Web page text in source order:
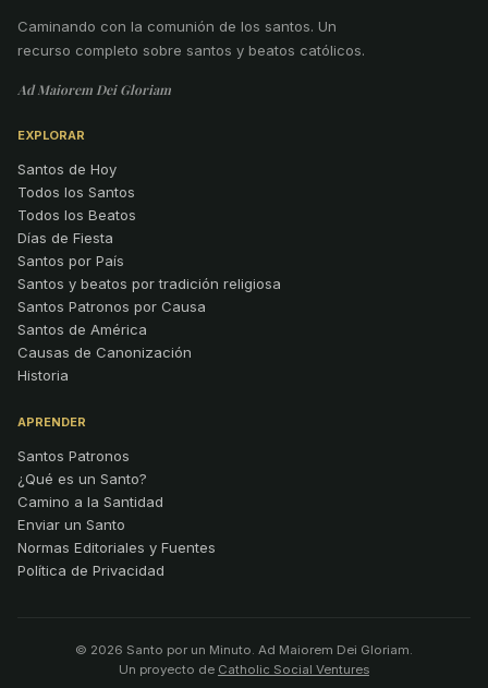
Caminando con la comunión de los santos. Un
recurso completo sobre santos y beatos católicos.
Ad Maiorem Dei Gloriam
EXPLORAR
Santos de Hoy
Todos los Santos
Todos los Beatos
Días de Fiesta
Santos por País
Santos y beatos por tradición religiosa
Santos Patronos por Causa
Santos de América
Causas de Canonización
Historia
APRENDER
Santos Patronos
¿Qué es un Santo?
Camino a la Santidad
Enviar un Santo
Normas Editoriales y Fuentes
Política de Privacidad
© 2026 Santo por un Minuto. Ad Maiorem Dei Gloriam.
Un proyecto de Catholic Social Ventures